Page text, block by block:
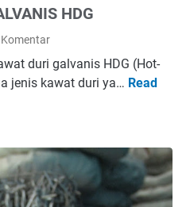
HDG
duri galvanis HDG (Hot-
jenis kawat duri ya… Read